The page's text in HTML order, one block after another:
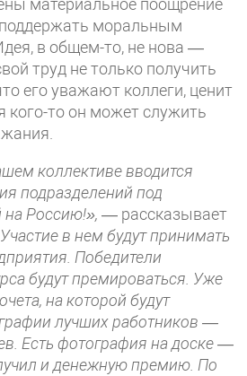
материальное поощрение
моральным
в общем-то, не нова —
труд не только получить
его уважают коллеги, ценит
кого-то он может служить
коллективе вводится
подразделений под
на Россию!», — рассказывает
Участие в нем будут принимать
Победители
будут премироваться. Уже
на которой будут
лучших работников —
Есть фотография на доске —
и денежную премию. По